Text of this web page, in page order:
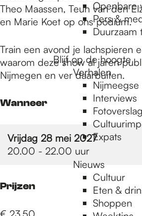
Openbare
Pers &
Duurzaam
Blijf op de hoogte
Verhalen
Interviews
Expats
Nieuws
Cultuur
Eten &
Shoppen
Theo Maassen, Teun van den
en Marie Koet op ons podium.
Train een avond je lachspieren
waarom deze show al jaren
Nijmegen en ver daarbuiten.
Wanneer
Vrijdag 28 mei 2027
20.00 - 22.00 uur
Prijzen